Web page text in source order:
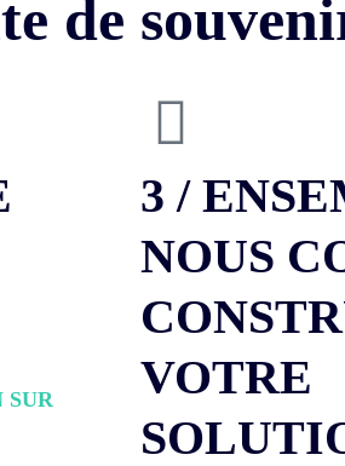
de
SUR
3 /
NOUS
VOTRE